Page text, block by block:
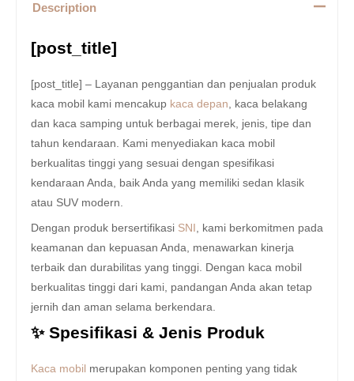
Description
[post_title]
[post_title] – Layanan penggantian dan penjualan produk
kaca mobil kami mencakup kaca depan , kaca belakang
dan kaca samping untuk berbagai merek, jenis, tipe dan
tahun kendaraan. Kami menyediakan kaca mobil
berkualitas tinggi yang sesuai dengan spesifikasi
kendaraan Anda, baik Anda yang memiliki sedan klasik
atau SUV modern.
Dengan produk bersertifikasi SNI
, kami berkomitmen pada
keamanan dan kepuasan Anda, menawarkan kinerja
terbaik dan durabilitas yang tinggi. Dengan kaca mobil
berkualitas tinggi dari kami, pandangan Anda akan tetap
jernih dan aman selama berkendara.
✨ Spesifikasi & Jenis Produk
Kaca mobil merupakan komponen penting yang tidak